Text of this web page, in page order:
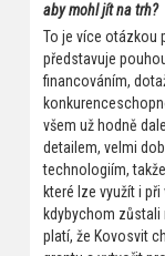
aby mohl jít na trh?
To je více otázkou
představuje
financováním,
všem už hodně
detailem, velmi
technologiím,
které lze využít i
kdybychom
platí, že Kovosvit